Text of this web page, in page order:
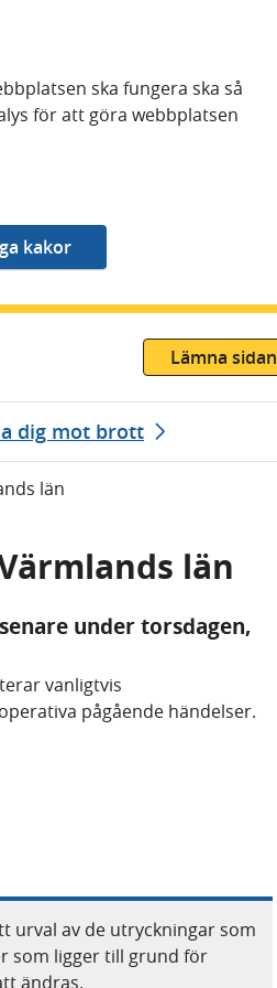
ska fungera ska så
för att göra webbplatsen
Lämna sidan
dig mot brott
län
län
under torsdagen,
vanligtvis
pågående händelser.
urval av de utryckningar som
som ligger till grund för
ändras.